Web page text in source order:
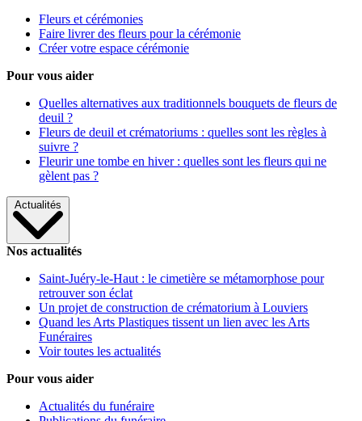
Fleurs et cérémonies
Faire livrer des fleurs pour la cérémonie
Créer votre espace cérémonie
Pour vous aider
Quelles alternatives aux traditionnels bouquets de fleurs de
deuil ?
Fleurs de deuil et crématoriums : quelles sont les règles à
suivre ?
Fleurir une tombe en hiver : quelles sont les fleurs qui ne
gèlent pas ?
Actualités
Nos actualités
Saint-Juéry-le-Haut : le cimetière se métamorphose pour
retrouver son éclat
Un projet de construction de crématorium à Louviers
Quand les Arts Plastiques tissent un lien avec les Arts
Funéraires
Voir toutes les actualités
Pour vous aider
Actualités du funéraire